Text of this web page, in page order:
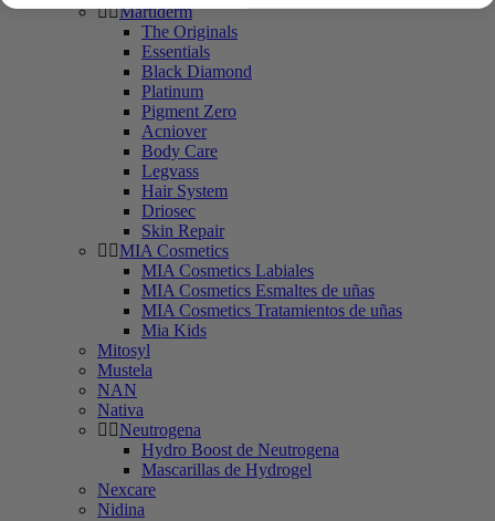
Martiderm
The Originals
Essentials
Black Diamond
Platinum
Pigment Zero
Acniover
Body Care
Legvass
Hair System
Driosec
Skin Repair
MIA Cosmetics
MIA Cosmetics Labiales
MIA Cosmetics Esmaltes de uñas
MIA Cosmetics Tratamientos de uñas
Mia Kids
Mitosyl
Mustela
NAN
Nativa
Neutrogena
Hydro Boost de Neutrogena
Mascarillas de Hydrogel
Nexcare
Nidina